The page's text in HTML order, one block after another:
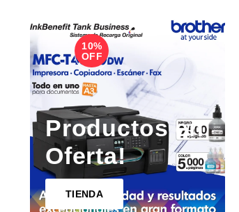
1
10%
OFF
Productos en
Oferta!
TIENDA